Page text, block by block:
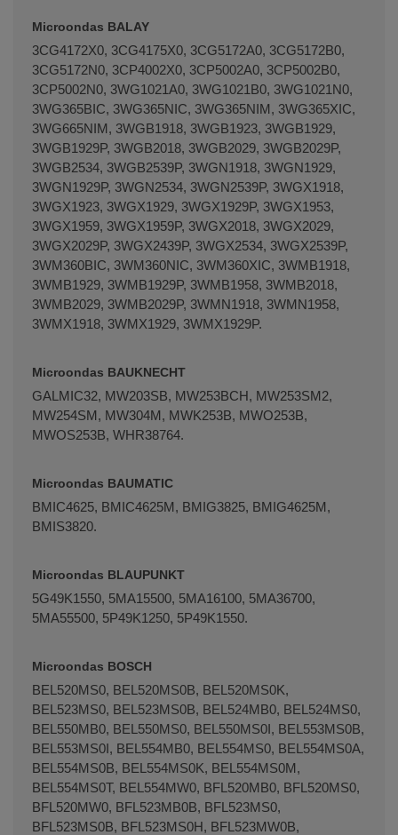
Microondas BALAY
3CG4172X0, 3CG4175X0, 3CG5172A0, 3CG5172B0,
3CG5172N0, 3CP4002X0, 3CP5002A0, 3CP5002B0,
3CP5002N0, 3WG1021A0, 3WG1021B0, 3WG1021N0,
3WG365BIC, 3WG365NIC, 3WG365NIM, 3WG365XIC,
3WG665NIM, 3WGB1918, 3WGB1923, 3WGB1929,
3WGB1929P, 3WGB2018, 3WGB2029, 3WGB2029P,
3WGB2534, 3WGB2539P, 3WGN1918, 3WGN1929,
3WGN1929P, 3WGN2534, 3WGN2539P, 3WGX1918,
3WGX1923, 3WGX1929, 3WGX1929P, 3WGX1953,
3WGX1959, 3WGX1959P, 3WGX2018, 3WGX2029,
3WGX2029P, 3WGX2439P, 3WGX2534, 3WGX2539P,
3WM360BIC, 3WM360NIC, 3WM360XIC, 3WMB1918,
3WMB1929, 3WMB1929P, 3WMB1958, 3WMB2018,
3WMB2029, 3WMB2029P, 3WMN1918, 3WMN1958,
3WMX1918, 3WMX1929, 3WMX1929P.
Microondas BAUKNECHT
GALMIC32, MW203SB, MW253BCH, MW253SM2,
MW254SM, MW304M, MWK253B, MWO253B,
MWOS253B, WHR38764.
Microondas BAUMATIC
BMIC4625, BMIC4625M, BMIG3825, BMIG4625M,
BMIS3820.
Microondas BLAUPUNKT
5G49K1550, 5MA15500, 5MA16100, 5MA36700,
5MA55500, 5P49K1250, 5P49K1550.
Microondas BOSCH
BEL520MS0, BEL520MS0B, BEL520MS0K,
BEL523MS0, BEL523MS0B, BEL524MB0, BEL524MS0,
BEL550MB0, BEL550MS0, BEL550MS0I, BEL553MS0B,
BEL553MS0I, BEL554MB0, BEL554MS0, BEL554MS0A,
BEL554MS0B, BEL554MS0K, BEL554MS0M,
BEL554MS0T, BEL554MW0, BFL520MB0, BFL520MS0,
BFL520MW0, BFL523MB0B, BFL523MS0,
BFL523MS0B, BFL523MS0H, BFL523MW0B,